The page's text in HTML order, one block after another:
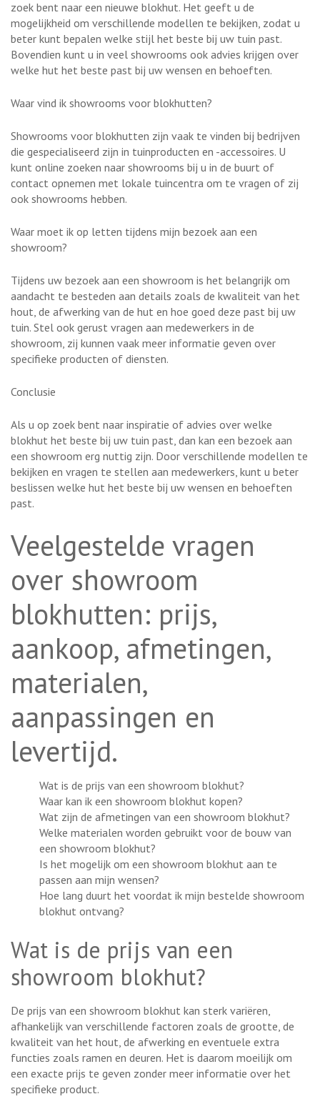
zoek bent naar een nieuwe blokhut. Het geeft u de
mogelijkheid om verschillende modellen te bekijken, zodat u
beter kunt bepalen welke stijl het beste bij uw tuin past.
Bovendien kunt u in veel showrooms ook advies krijgen over
welke hut het beste past bij uw wensen en behoeften.
Waar vind ik showrooms voor blokhutten?
Showrooms voor blokhutten zijn vaak te vinden bij bedrijven
die gespecialiseerd zijn in tuinproducten en -accessoires. U
kunt online zoeken naar showrooms bij u in de buurt of
contact opnemen met lokale tuincentra om te vragen of zij
ook showrooms hebben.
Waar moet ik op letten tijdens mijn bezoek aan een
showroom?
Tijdens uw bezoek aan een showroom is het belangrijk om
aandacht te besteden aan details zoals de kwaliteit van het
hout, de afwerking van de hut en hoe goed deze past bij uw
tuin. Stel ook gerust vragen aan medewerkers in de
showroom, zij kunnen vaak meer informatie geven over
specifieke producten of diensten.
Conclusie
Als u op zoek bent naar inspiratie of advies over welke
blokhut het beste bij uw tuin past, dan kan een bezoek aan
een showroom erg nuttig zijn. Door verschillende modellen te
bekijken en vragen te stellen aan medewerkers, kunt u beter
beslissen welke hut het beste bij uw wensen en behoeften
past.
Veelgestelde vragen
over showroom
blokhutten: prijs,
aankoop, afmetingen,
materialen,
aanpassingen en
levertijd.
Wat is de prijs van een showroom blokhut?
Waar kan ik een showroom blokhut kopen?
Wat zijn de afmetingen van een showroom blokhut?
Welke materialen worden gebruikt voor de bouw van
een showroom blokhut?
Is het mogelijk om een showroom blokhut aan te
passen aan mijn wensen?
Hoe lang duurt het voordat ik mijn bestelde showroom
blokhut ontvang?
Wat is de prijs van een
showroom blokhut?
De prijs van een showroom blokhut kan sterk variëren,
afhankelijk van verschillende factoren zoals de grootte, de
kwaliteit van het hout, de afwerking en eventuele extra
functies zoals ramen en deuren. Het is daarom moeilijk om
een exacte prijs te geven zonder meer informatie over het
specifieke product.